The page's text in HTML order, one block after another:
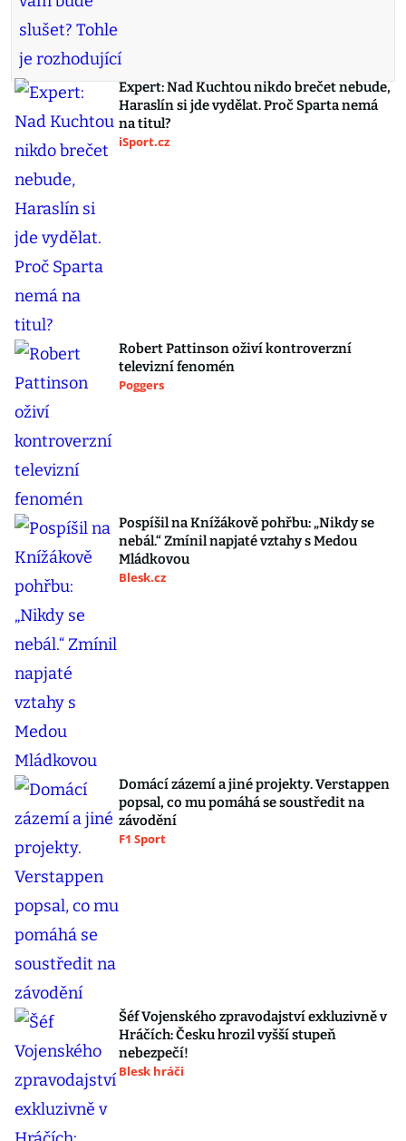
Expert: Nad Kuchtou nikdo brečet nebude,
Haraslín si jde vydělat. Proč Sparta nemá
na titul?
iSport.cz
Robert Pattinson oživí kontroverzní
televizní fenomén
Poggers
Pospíšil na Knížákově pohřbu: „Nikdy se
nebál.“ Zmínil napjaté vztahy s Medou
Mládkovou
Blesk.cz
Domácí zázemí a jiné projekty. Verstappen
popsal, co mu pomáhá se soustředit na
závodění
F1 Sport
Šéf Vojenského zpravodajství exkluzivně v
Hráčích: Česku hrozil vyšší stupeň
nebezpečí!
Blesk hráči